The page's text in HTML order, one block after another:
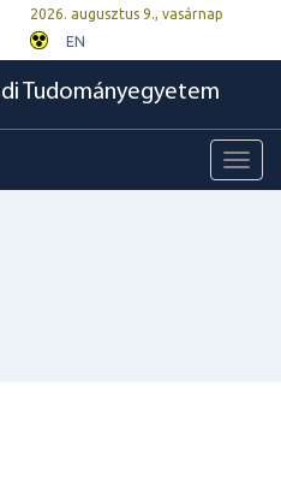
2026. augusztus 9., vasárnap
EN
Tudományegyetem